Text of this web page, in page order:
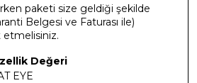
paketi size geldiği şekilde
Belgesi ve Faturası ile)
Değeri
EYE